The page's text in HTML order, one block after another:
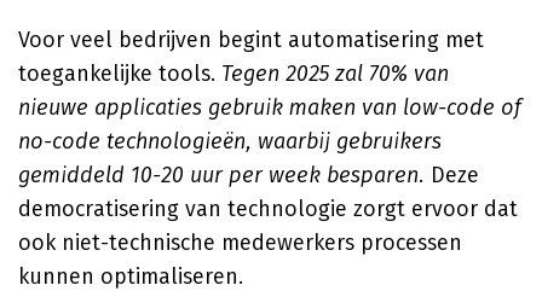
Voor veel bedrijven begint automatisering met
toegankelijke tools. Tegen 2025 zal 70% van
nieuwe applicaties gebruik maken van low-code of
no-code technologieën, waarbij gebruikers
gemiddeld 10-20 uur per week besparen. Deze
democratisering van technologie zorgt ervoor dat
ook niet-technische medewerkers processen
kunnen optimaliseren.